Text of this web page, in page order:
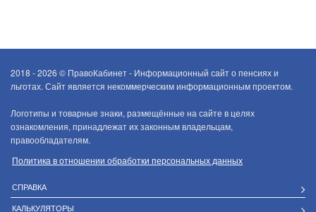
2018 - 2026 © ПравоКабинет - Информационный сайт о пенсиях и
льготах. Сайт является некоммерческим информационным проектом.
Логотипы и товарные знаки, размещённые на сайте в целях
ознакомления, принадлежат их законным владельцам,
правообладателям.
Политика в отношении обработки персональных данных
СПРАВКА
КАЛЬКУЛЯТОРЫ